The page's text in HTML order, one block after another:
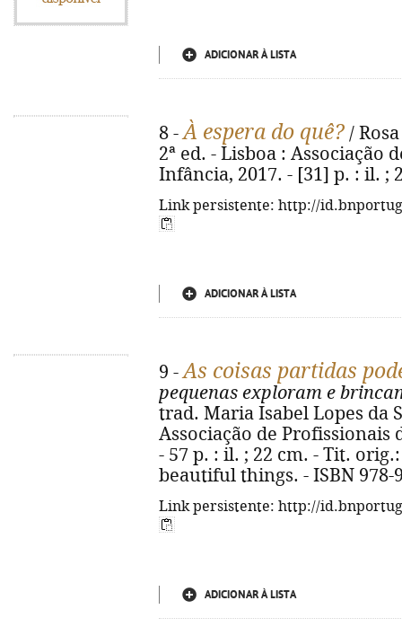
ADICIONAR À LISTA
8 -À espera do quê? /
2ª ed. - Lisboa : Associação
Infância, 2017. - [31] p. : il. ;
Link persistente: http://
ADICIONAR À LISTA
9 -As coisas partidas
pequenas exploram e
trad. Maria Isabel Lopes da
Associação de Profissionais
- 57 p. : il. ; 22 cm. - Tit.
beautiful things. - ISBN 978-
Link persistente: http://
ADICIONAR À LISTA